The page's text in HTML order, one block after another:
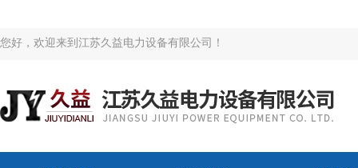
您好，欢迎来到江苏久益电力设备有限公司！